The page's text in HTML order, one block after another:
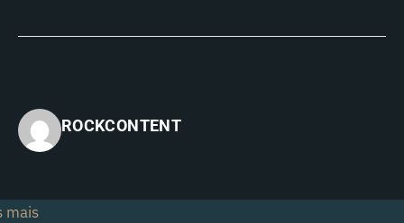
ROCKCONTENT
mais